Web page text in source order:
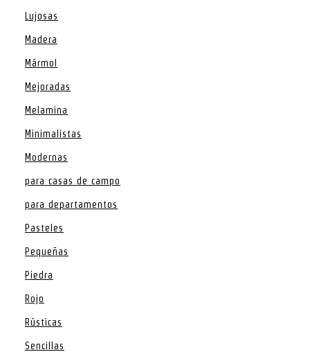
Lujosas
Madera
Mármol
Mejoradas
Melamina
Minimalistas
Modernas
para casas de campo
para departamentos
Pasteles
Pequeñas
Piedra
Rojo
Rústicas
Sencillas